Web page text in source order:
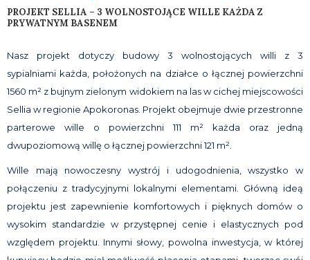
PROJEKT SELLIA – 3 WOLNOSTOJĄCE WILLE KAŻDA Z
PRYWATNYM BASENEM
Nasz projekt dotyczy budowy 3 wolnostojących willi z 3
sypialniami każda, położonych na działce o łącznej powierzchni
1560 m² z bujnym zielonym widokiem na las w cichej miejscowości
Sellia w regionie Apokoronas. Projekt obejmuje dwie przestronne
parterowe wille o powierzchni 111 m² każda oraz jedną
dwupoziomową willę o łącznej powierzchni 121 m².
Wille mają nowoczesny wystrój i udogodnienia, wszystko w
połączeniu z tradycyjnymi lokalnymi elementami. Główną ideą
projektu jest zapewnienie komfortowych i pięknych domów o
wysokim standardzie w przystępnej cenie i elastycznych pod
względem projektu. Innymi słowy, powolna inwestycja, w której